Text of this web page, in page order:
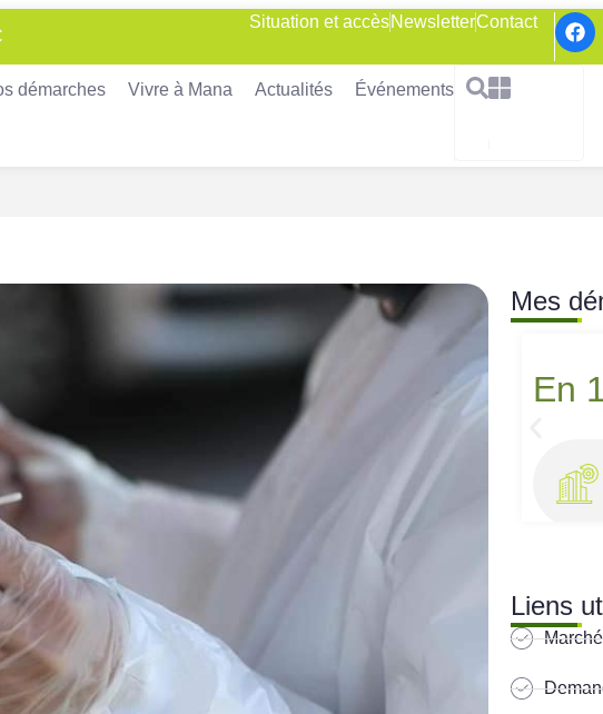
Situation et accèsNewsletterContact
démarches Vivre à Mana Actualités Événements
Mes
En
Liens